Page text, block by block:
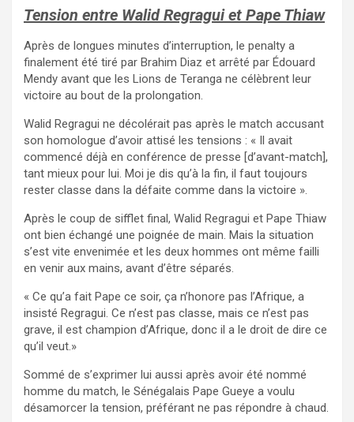
Tension entre Walid Regragui et Pape Thiaw
Après de longues minutes d’interruption, le penalty a
finalement été tiré par Brahim Diaz et arrêté par Édouard
Mendy avant que les Lions de Teranga ne célèbrent leur
victoire au bout de la prolongation.
Walid Regragui ne décolérait pas après le match accusant
son homologue d’avoir attisé les tensions : « Il avait
commencé déjà en conférence de presse [d’avant-match],
tant mieux pour lui. Moi je dis qu’à la fin, il faut toujours
rester classe dans la défaite comme dans la victoire ».
Après le coup de sifflet final, Walid Regragui et Pape Thiaw
ont bien échangé une poignée de main. Mais la situation
s’est vite envenimée et les deux hommes ont même failli
en venir aux mains, avant d’être séparés.
« Ce qu’a fait Pape ce soir, ça n’honore pas l’Afrique, a
insisté Regragui. Ce n’est pas classe, mais ce n’est pas
grave, il est champion d’Afrique, donc il a le droit de dire ce
qu’il veut.»
Sommé de s’exprimer lui aussi après avoir été nommé
homme du match, le Sénégalais Pape Gueye a voulu
désamorcer la tension, préférant ne pas répondre à chaud.